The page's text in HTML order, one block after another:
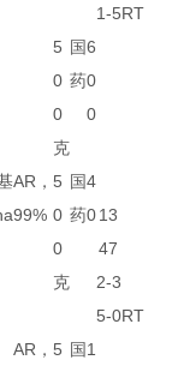
1-5RT
5
0
0
克
国
药
6
0
0
AR，
99%
5
0
0
克
国
药
4
013
47
2-3
5-0RT
AR， 5 国1